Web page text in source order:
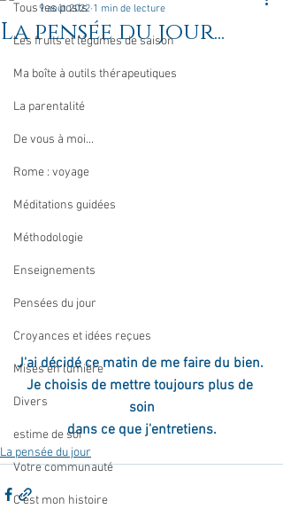
Tous les posts
Les fruits et légumes de saison
Ma boîte à outils thérapeutiques
La parentalité
De vous à moi...
Rome : voyage
Méditations guidées
Méthodologie
Enseignements
Pensées du jour
Croyances et idées reçues
Mises en lumière
Divers
estime de soi
Votre communauté
C'est mon histoire
La pensée du jour...
9 août 2022 1 min de lecture
J'ai décidé ce matin de me faire du bien.
Je choisis de mettre toujours plus de
soin
dans ce que j'entretiens.
La pensée du jour